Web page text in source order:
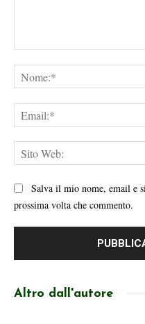
Salva il mio nome, email e
prossima volta che commento.
Altro dall'autore